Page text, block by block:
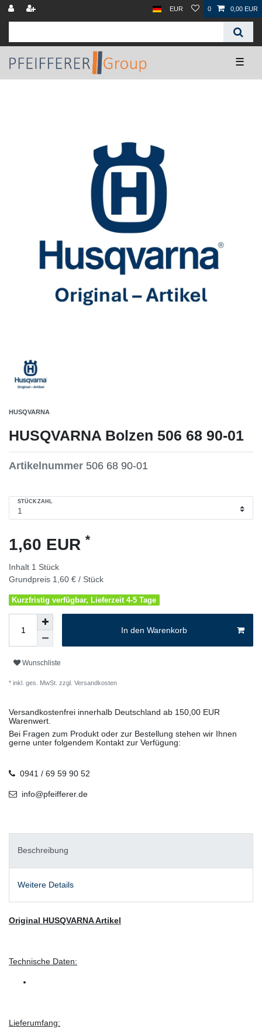
EUR 0 0,00 EUR
☰
HUSQVARNA
HUSQVARNA Bolzen 506 68 90-01
Artikelnummer 506 68 90-01
STÜCKZAHL
1,60 EUR *
Inhalt 1 Stück
Grundpreis 1,60 € / Stück
Kurzfristig verfügbar, Lieferzeit 4-5 Tage
In den Warenkorb
Wunschliste
* inkl. ges. MwSt. zzgl. Versandkosten
Versandkostenfrei innerhalb Deutschland ab 150,00 EUR
Warenwert.
Bei Fragen zum Produkt oder zur Bestellung stehen wir Ihnen
gerne unter folgendem Kontakt zur Verfügung:
0941 / 69 59 90 52
info@pfeifferer.de
Beschreibung
Weitere Details
Original HUSQVARNA Artikel
Technische Daten:
Lieferumfang: